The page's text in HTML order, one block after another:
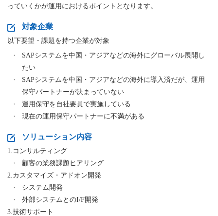
っていくかが運用におけるポイントとなります。
対象企業
以下要望・課題を持つ企業が対象
SAPシステムを中国・アジアなどの海外にグローバル展開し
たい
SAPシステムを中国・アジアなどの海外に導入済だが、運用
保守パートナーが決まっていない
運用保守を自社要員で実施している
現在の運用保守パートナーに不満がある
ソリューション内容
1.コンサルティング
顧客の業務課題ヒアリング
2.カスタマイズ・アドオン開発
システム開発
外部システムとのI/F開発
3.技術サポート